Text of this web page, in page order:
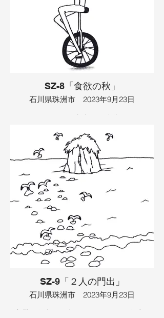
した。２人の人気は、共演者も人気にな
る程影響がありました。ハット気づく
と、全てはドレスを着た女性の夢で、現
実には何もありませんでした。そこへ、
ウサギの乗った電車がやってきました。
電車には、夢の中にあった２人の写真を
見ようとする人がたくさん乗っていまし
た。そこで、また集まったみんなで写真
を撮ることにしました。
イラスト：TAMAYA
SZ-8「食欲の秋」
石川県珠洲市 2023年9月23日
駅にヒョロながい宇宙人の車掌さんがい
ってドライブに出かけます。ドライブの
目的はスイカ泥棒でした。タコのような
宇宙人がやっているスイカ畑に向かおう
としましたが、畑までの道のりが険し
く、一輪車を諦め、ヒョロながい宇宙人
の車掌さんは、車で向かう事にしまし
た。車は空を飛び、スイカ畑ではなく、
さくらんぼ畑についてしまいました。そ
こでヒョロながい宇宙人の車掌さんは、
友達のイカのような宇宙人を呼びまし
た。イカのような宇宙人はさくらんぼが
大好きで、良いさくらんぼと悪いさくら
んぼを選り分けました。そこへ、さくら
んぼ畑のオーナーの天狗が出てきて、良
いさくらんぼを２人に分けてくれまし
た。すると、２人は梨になってしまい、
そして梨になった自分たちを天狗に返す
事にしました。そこで天狗をよく見る
ました。このピアスを自慢しようと、乗
SZ-9「２人の門出」
石川県珠洲市 2023年9月23日
珠洲の海岸に、島がありました。海岸に